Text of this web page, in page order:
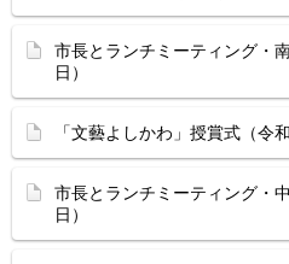
市長とランチミーティング・
日）
「文藝よしかわ」授賞式（令
市長とランチミーティング・
日）